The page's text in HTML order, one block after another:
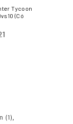
Tycoon
(Có
(1)